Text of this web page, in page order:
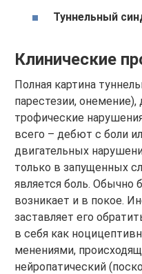
Туннельный
Клинические
Полная картина
парестезии,
трофические
всего – дебют с боли
двигательных
только в запущенных
является боль. Обычно
возникает и в покое.
заставляет его
в себя как
менениями,
нейропатический